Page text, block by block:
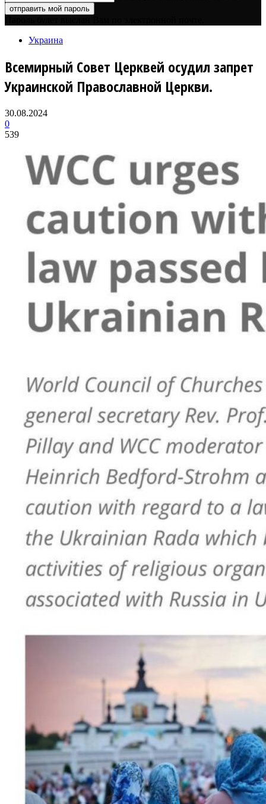
Украина
Всемирный Совет Церквей осудил запрет
Украинской Православной Церкви.
30.08.2024
0
539